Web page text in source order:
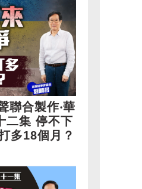
聯合製作‧華
二集 停不下
多18個月？